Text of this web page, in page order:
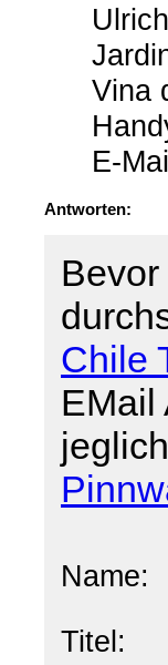
Vina
E-
Antworten:
Chile
EMail
Name:
Titel: